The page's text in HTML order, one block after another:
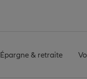
Épargne & retraite